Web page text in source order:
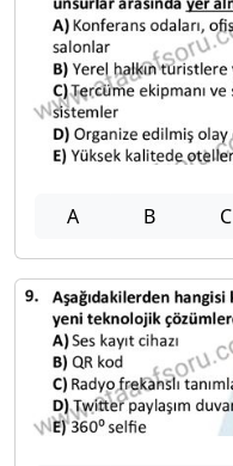
A B C